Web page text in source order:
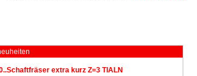
extra kurz Z=3 TIALN